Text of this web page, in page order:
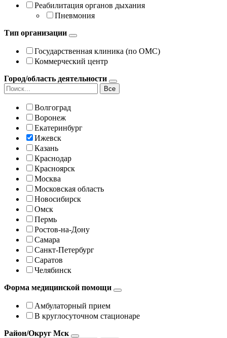
Реабилитация органов дыхания
Пневмония
Тип организации
Государственная клиника (по ОМС)
Коммерческий центр
Город/область деятельности
Все
Волгоград
Воронеж
Екатеринбург
Ижевск
Казань
Краснодар
Красноярск
Москва
Московская область
Новосибирск
Омск
Пермь
Ростов-на-Дону
Самара
Санкт-Петербург
Саратов
Челябинск
Форма медицинской помощи
Амбулаторный прием
В круглосуточном стационаре
Район/Округ Мск